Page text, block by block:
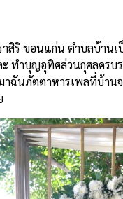
สิริ ขอนแก่น ตำบลบ้า
ทำบุญอุทิศส่วนกุศลคร
ฉันภัตตาหารเพลที่บ้าน